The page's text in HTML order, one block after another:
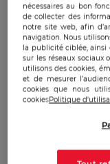
laquelle il
fois les
Les Hommes
sédentarisés
l’exploitation
civilisations
leur capacité à
nécessaires au bon
de collecter des
notre site web, afin
navigation. Nous
la publicité ciblée,
sur les réseaux sociaux
utilisons des cookies,
et de mesurer
cookies que nous
cookiesPolitique